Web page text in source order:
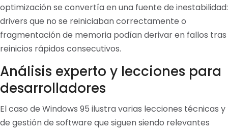
optimización se convertía en una fuente de inestabilidad:
drivers que no se reiniciaban correctamente o
fragmentación de memoria podían derivar en fallos tras
reinicios rápidos consecutivos.
Análisis experto y lecciones para
desarrolladores
El caso de Windows 95 ilustra varias lecciones técnicas y
de gestión de software que siguen siendo relevantes